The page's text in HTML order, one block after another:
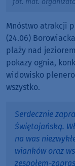
Mnóstwo atrakcji
(24.06)
plaży nad
pokazy ognia,
widowisko
wszystko.
Serdecznie
Świętojańską.
na was
wianków oraz
zespołem-